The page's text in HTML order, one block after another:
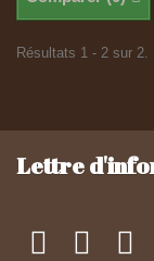
Résultats 1 - 2 sur 2.
Lettre